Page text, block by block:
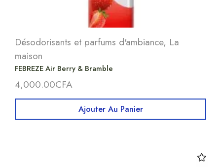
Désodorisants et parfums d'ambiance, La
maison
FEBREZE Air Berry & Bramble
4,000.00CFA
Ajouter Au Panier